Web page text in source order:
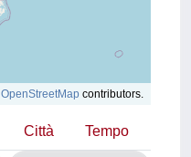
OpenStreetMap contributors.
Città Tempo